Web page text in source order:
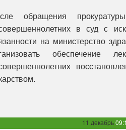
обращения
в суд с
на министерство
обеспечение
11 декабрь